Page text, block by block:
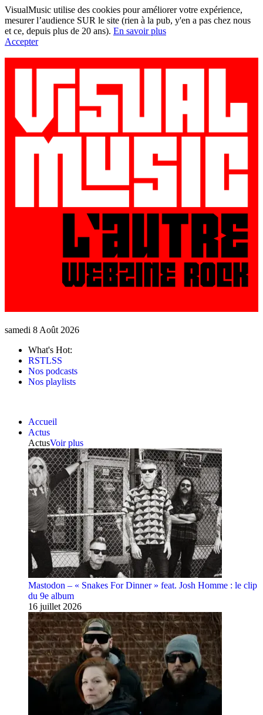
VisualMusic utilise des cookies pour améliorer votre expérience,
mesurer l’audience SUR le site (rien à la pub, y'en a pas chez nous
et ce, depuis plus de 20 ans). En savoir plus
Accepter
samedi 8 Août 2026
What's Hot:
RSTLSS
Nos podcasts
Nos playlists
Accueil
Actus
ActusVoir plus
Mastodon – « Snakes For Dinner » feat. Josh Homme : le clip
du 9e album
16 juillet 2026